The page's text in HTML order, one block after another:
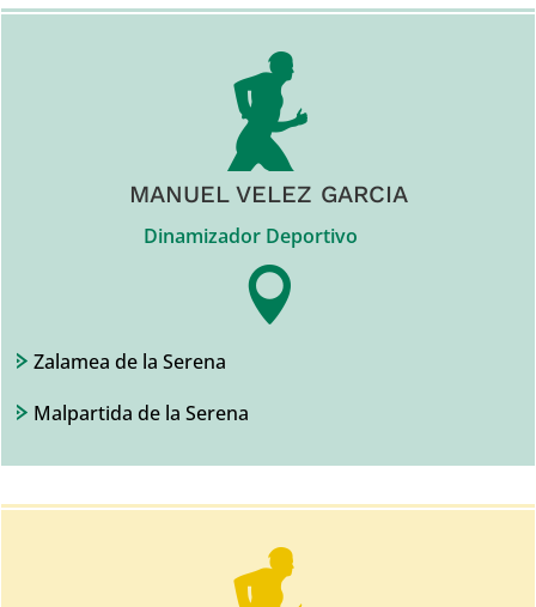
MANUEL VELEZ GARCIA
Dinamizador Deportivo

Zalamea de la Serena
Malpartida de la Serena